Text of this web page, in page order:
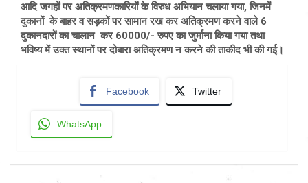
आदि जगहों पर अतिक्रमणकारियों के विरुध अभियान चलाया गया, जिनमें
दुकानों के बाहर व सड़कों पर सामान रख कर अतिक्रमण करने वाले 6
दुकानदारों का चालान कर 60000/- रुपए का जुर्माना किया गया तथा
भविष्य में उक्त स्थानों पर दोबारा अतिक्रमण न करने की ताकीद भी की गई।
Facebook Twitter
WhatsApp